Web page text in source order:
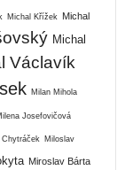
Michal Křížek Michal
Michal
Václavík
Milan Mihola
Josefovičová
Chytráček Miloslav
Miroslav Bárta